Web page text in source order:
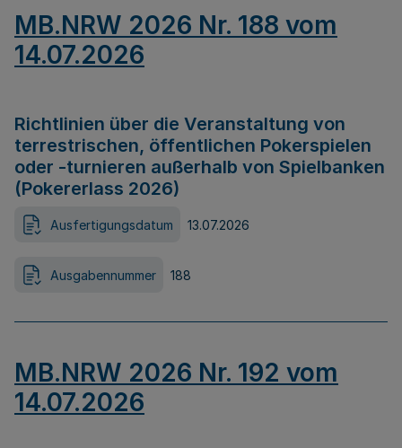
MB.NRW 2026 Nr. 188 vom
14.07.2026
Richtlinien über die Veranstaltung von
terrestrischen, öffentlichen Pokerspielen
oder -turnieren außerhalb von Spielbanken
(Pokererlass 2026)
Ausfertigungsdatum 13.07.2026
Ausgabennummer 188
MB.NRW 2026 Nr. 192 vom
14.07.2026